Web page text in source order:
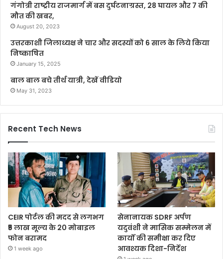
गंगोत्री राष्ट्रीय राजमार्ग में बस दुर्घटनाग्रस्त, 28 घायल और 7 की
मौत की खबर,
August 20, 2023
उत्तरकाशी जिलाध्यक्ष ने चार और सदस्यों को 6 साल के लिये किया
निष्काषित
January 15, 2025
बाल बाल बचे तीर्थ यात्री, देखें वीडियो
May 31, 2023
Recent Tech News
CEIR पोर्टल की मदद से लगभग
₹5 लाख मूल्य के 20 मोबाइल
फोन बरामद
1 week ago
सेनानायक SDRF अर्पण
यदुवंशी ने मासिक सम्मेलन में
कार्यों की समीक्षा कर दिए
आवश्यक दिशा-निर्देश